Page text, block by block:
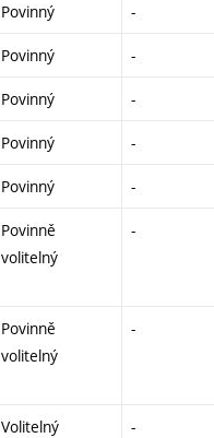
Povinný -
Povinný -
Povinný -
Povinný -
Povinný -
Povinně
volitelný
-
Povinně
volitelný
-
Volitelný -